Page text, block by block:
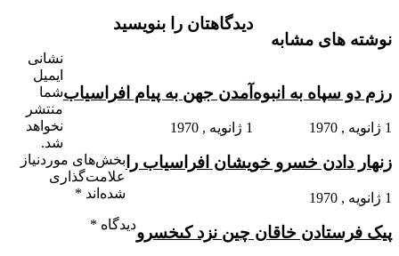
نوشته های مشابه
رزم دو سپاه به انبوه
1 ژانویه , 1970
آمدن جهن به پیام افراسیاب
1 ژانویه , 1970
زنهار دادن خسرو خویشان افراسیاب را
1 ژانویه , 1970
پیک فرستادن خاقان چین نزد کى‏خسرو
دیدگاهتان را بنویسید
نشانی
ایمیل
شما
منتشر
نخواهد
شد.
بخش‌های موردنیاز
علامت‌گذاری
شده‌اند *
دیدگاه *